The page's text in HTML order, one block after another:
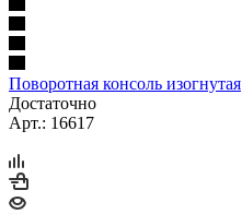
Поворотная консоль изогнутая
Достаточно
Арт.: 16617